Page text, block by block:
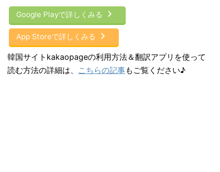
Google Playで詳しくみる
App Storeで詳しくみる
韓国サイトkakaopageの利用方法＆翻訳アプリを使って
読む方法の詳細は、 こちらの記事もご覧ください♪